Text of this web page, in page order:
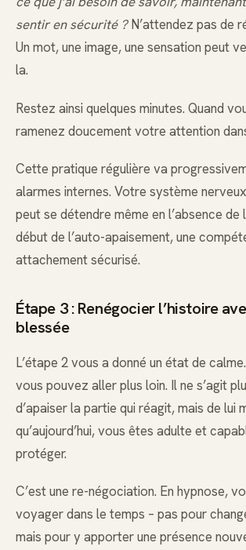
sentir en sécurité ?N’attendez pas de
Un mot, une image, une sensation peut
la.
Restez ainsi quelques minutes. Quand
ramenez doucement votre attention
Cette pratique régulière va
alarmes internes. Votre système
peut se détendre même en l’absence de
début de l’auto-apaisement, une
attachement sécurisé.
Étape 3 : Renégocier l’histoire
blessée
L’étape 2 vous a donné un état de
vous pouvez aller plus loin. Il ne s’agit
d’apaiser la partie qui réagit, mais de lui
qu’aujourd’hui, vous êtes adulte et
protéger.
C’est une re-négociation. En hypnose,
voyager dans le temps – pas pour
mais pour y apporter une présence